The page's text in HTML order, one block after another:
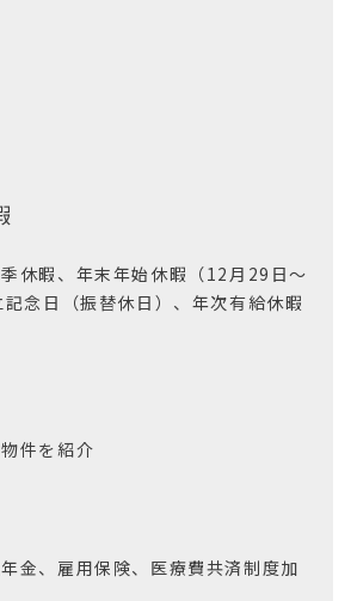
休暇、年末年始休暇（12月29日～
念日（振替休日）、年次有給休暇
件を紹介
金、雇用保険、医療費共済制度加